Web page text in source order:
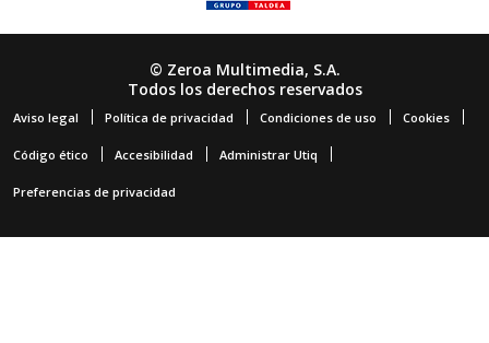
© Zeroa Multimedia, S.A.
Todos los derechos reservados
Aviso legal Política de privacidad Condiciones de uso Cookies
Código ético Accesibilidad Administrar Utiq
Preferencias de privacidad